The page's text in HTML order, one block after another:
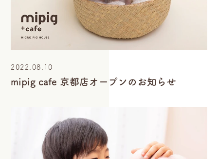
2022.08.10
mipig cafe 京都店オープンのお知らせ